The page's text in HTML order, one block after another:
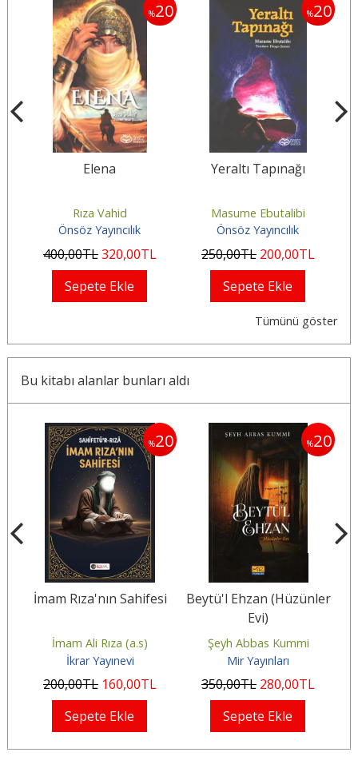
%20
Elena
Rıza Vahid
Önsöz Yayıncılık
400,00TL320,00TL
Sepete Ekle
%20
Yeraltı Tapınağı
Masume Ebutalibi
Önsöz Yayıncılık
250,00TL 200,00TL
Sepete Ekle
Tümünü göster
Bu kitabı alanlar bunları aldı
%20
İmam Rıza'nın Sahifesi
İmam Ali Rıza (a.s)
İkrar Yayınevi
200,00TL 160,00TL
Sepete Ekle
%20
Beytü'l Ehzan (Hüzünler
Evi)
Şeyh Abbas Kummi
Mir Yayınları
350,00TL 280,00TL
Sepete Ekle